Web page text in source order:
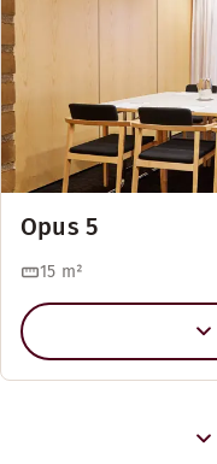
Opus 5
15 m²